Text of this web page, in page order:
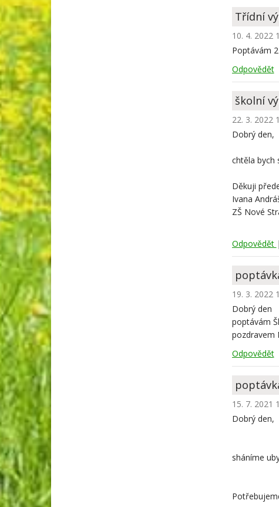
Třídní
10. 4. 2022
Poptávám
Odpovědět
školní
22. 3. 2022
Dobrý den,
chtěla bych
Děkuji
Ivana
ZŠ Nové
Odpovědět |
19. 3. 2022
Dobrý den
poptávám
pozdravem
Odpovědět
15. 7. 2021
Dobrý den,
sháníme